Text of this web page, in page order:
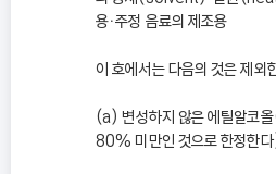
용ㆍ주정 음료의 제조용
이 호에서는 다음의 것은 제외
(a) 변성하지 않은 에틸알코
80% 미만인 것으로 한정한